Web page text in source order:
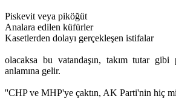
Piskevit veya piköğüt
Analara edilen küfürler
Kasetlerden dolayı gerçekleşen istifalar
olacaksa bu vatandaşın, takım tutar
anlamına gelir.
''CHP ve MHP'ye çaktın, AK Parti'nin hiç